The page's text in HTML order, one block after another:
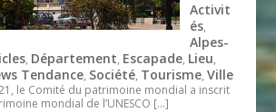
Activit
és,
Alpes-
, Département, Escapade, Lieu,
Tendance, Société, Tourisme,Ville
le Comité du patrimoine mondial a inscrit
mondial de l’UNESCO […]